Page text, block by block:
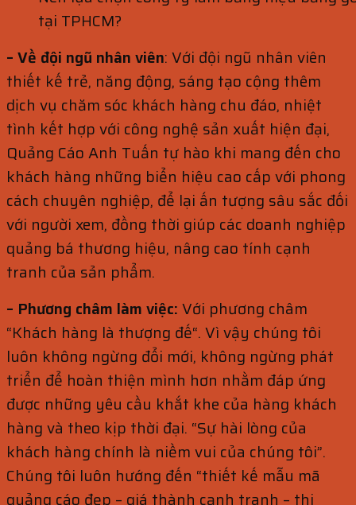
tại TPHCM?
– Về đội ngũ nhân viên: Với đội ngũ nhân viên
thiết kế trẻ, năng động, sáng tạo cộng thêm
dịch vụ chăm sóc khách hàng chu đáo, nhiệt
tình kết hợp với công nghệ sản xuất hiện đại,
Quảng Cáo Anh Tuấn tự hào khi mang đến cho
khách hàng những biển hiệu cao cấp với phong
cách chuyên nghiệp, để lại ấn tượng sâu sắc đối
với người xem, đồng thời giúp các doanh nghiệp
quảng bá thương hiệu, nâng cao tính cạnh
tranh của sản phẩm.
– Phương châm làm việc: Với phương châm
“Khách hàng là thượng đế“. Vì vậy chúng tôi
luôn không ngừng đổi mới, không ngừng phát
triển để hoàn thiện mình hơn nhằm đáp ứng
được những yêu cầu khắt khe của hàng khách
hàng và theo kịp thời đại. “Sự hài lòng của
khách hàng chính là niềm vui của chúng tôi”.
Chúng tôi luôn hướng đến “thiết kế mẫu mã
quảng cáo đẹp – giá thành cạnh tranh – thi